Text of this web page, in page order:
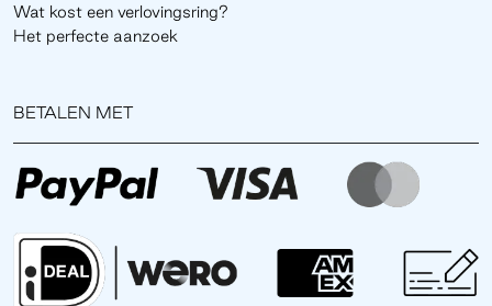
Wat kost een verlovingsring?
Het perfecte aanzoek
BETALEN MET